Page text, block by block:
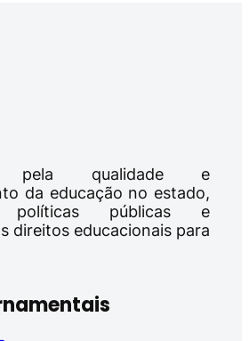
pela qualidade e
da educação no estado,
políticas públicas e
direitos educacionais para